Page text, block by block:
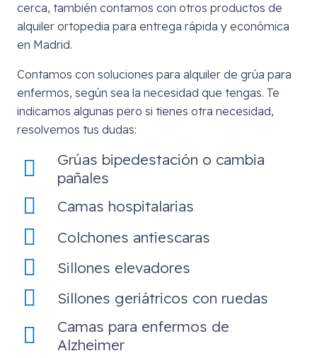
cerca, también contamos con otros productos de
alquiler ortopedia para entrega rápida y económica
en Madrid.
Contamos con soluciones para alquiler de grúa para
enfermos, según sea la necesidad que tengas. Te
indicamos algunas pero si tienes otra necesidad,
resolvemos tus dudas:
Grúas bipedestación o cambia
pañales
Camas hospitalarias
Colchones antiescaras
Sillones elevadores
Sillones geriátricos con ruedas
Camas para enfermos de
Alzheimer